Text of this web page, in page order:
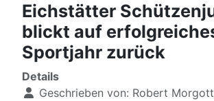
Eichstätter
blickt auf
Sportjahr zurück
Details
Geschrieben von: Robert Morgott